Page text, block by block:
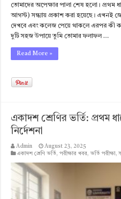
তোমাদের অপেক্ষার পালা শেষ হলো। প্রথম
আগস্ট) সন্ধ্যায় প্রকাশ করা হয়েছে। এখনই
দেখবে এবং কলেজ পেয়ে থাকলে এরপর কী
দুটি সহজ উপায়ে তুমি তোমার ফলাফল …
Read More »
একাদশ শ্রেণির ভর্তি: প্রথম
নির্দেশনা
Admin
August 23, 2025
একাদশ শ্রেণি ভর্তি,পরীক্ষার খবর,ভর্তি পরীক্ষা ,